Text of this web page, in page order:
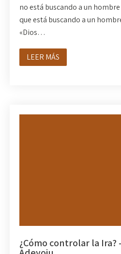
no está buscando a un
que está buscando a un
«Dios…
LEER MÁS
¿Cómo controlar la Ira?